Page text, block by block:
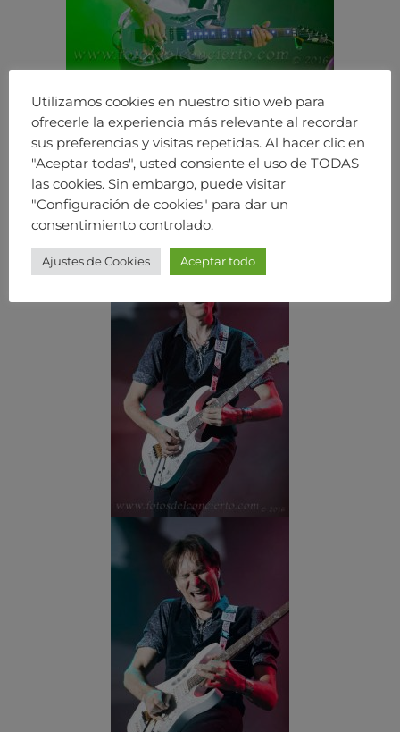
Utilizamos cookies en nuestro sitio web para
ofrecerle la experiencia más relevante al recordar
sus preferencias y visitas repetidas. Al hacer clic en
"Aceptar todas", usted consiente el uso de TODAS
las cookies. Sin embargo, puede visitar
"Configuración de cookies" para dar un
consentimiento controlado.
Ajustes de Cookies Aceptar todo